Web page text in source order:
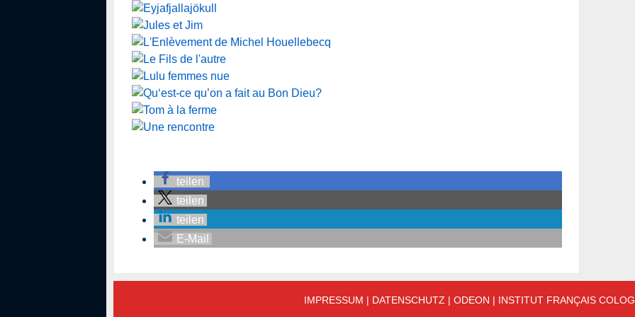
teilen
teilen
teilen
E-Mail
IMPRESSUM | DATENSCHUTZ | ODEON | INSTITUT FRANÇAIS